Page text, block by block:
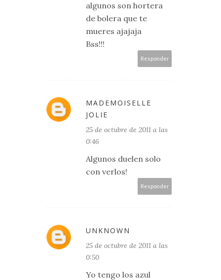
algunos son hortera
de bolera que te
mueres ajajaja
Bss!!!
Responder
MADEMOISELLE
JOLIE
25 de octubre de 2011 a las
0:46
Algunos duelen solo
con verlos!
Responder
UNKNOWN
25 de octubre de 2011 a las
0:50
Yo tengo los azul